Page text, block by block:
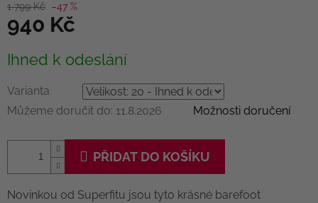
1 799 Kč –47 %
940 Kč
cena:
Ihned k odeslání
Varianta
Můžeme doručit do: 11.8.2026 Možnosti doručení
PŘIDAT DO KOŠÍKU
Novinkou od Superfitu jsou tyto krásné barefoot